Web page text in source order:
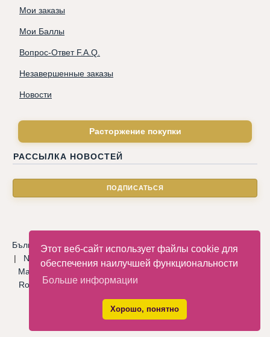
Этот веб-сайт использует файлы cookie для
обеспечения наилучшей функциональности
Больше информации
Хорошо, понятно
Мои заказы
Мои Баллы
Вопрос-Ответ F.A.Q.
Незавершенные заказы
Новости
Расторжение покупки
РАССЫЛКА НОВОСТЕЙ
Български|Català|Deutsche|Hrvatski|Čeština |Dansk
| Nederlandse Eesti keel
Magyar
Latviski Norsk| Polski
Română|Русский|Српски|
Español|Svenska|Türkçe